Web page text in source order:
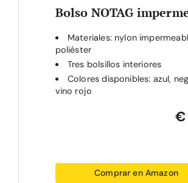
Bolso NOTAG
Materiales: nylon
poliéster
Tres bolsillos interiores
Colores disponibles: azul,
vino rojo
€
Comprar en Amazon